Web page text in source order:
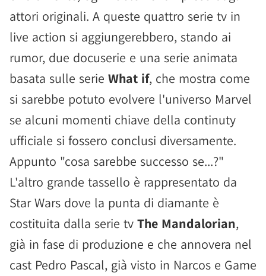
attori originali. A queste quattro serie tv in
live action si aggiungerebbero, stando ai
rumor, due docuserie e una serie animata
basata sulle serie What if, che mostra come
si sarebbe potuto evolvere l'universo Marvel
se alcuni momenti chiave della continuty
ufficiale si fossero conclusi diversamente.
Appunto "cosa sarebbe successo se...?"
L'altro grande tassello è rappresentato da
Star Wars dove la punta di diamante è
costituita dalla serie tv The Mandalorian,
già in fase di produzione e che annovera nel
cast Pedro Pascal, già visto in Narcos e Game